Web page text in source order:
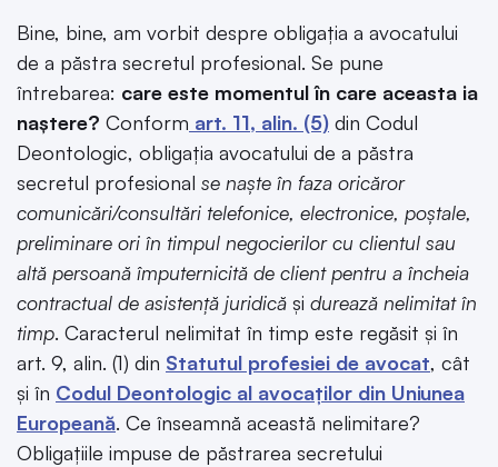
Bine, bine, am vorbit despre obligația a avocatului
de a păstra secretul profesional. Se pune
întrebarea: care este momentul în care aceasta ia
naștere? Conform art. 11, alin. (5) din Codul
Deontologic, obligația avocatului de a păstra
secretul profesional se naște în faza oricăror
comunicări/consultări telefonice, electronice, poștale,
preliminare ori în timpul negocierilor cu clientul sau
altă persoană împuternicită de client pentru a încheia
contractual de asistență juridică și durează nelimitat în
timp. Caracterul nelimitat în timp este regăsit și în
art. 9, alin. (1) din Statutul profesiei de avocat, cât
și în Codul Deontologic al avocaților din Uniunea
Europeană. Ce înseamnă această nelimitare?
Obligațiile impuse de păstrarea secretului